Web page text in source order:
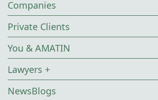
Companies
Private Clients
You & AMATIN
Lawyers +
NewsBlogs